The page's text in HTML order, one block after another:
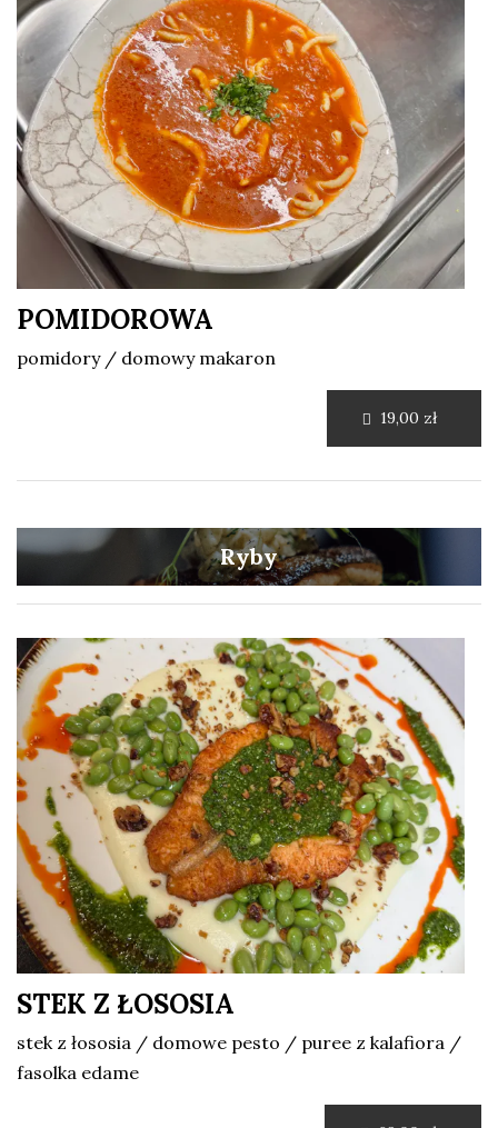
POMIDOROWA
pomidory / domowy makaron
Ryby
STEK Z ŁOSOSIA
stek z łososia / domowe pesto / puree z kalafiora /
fasolka edame